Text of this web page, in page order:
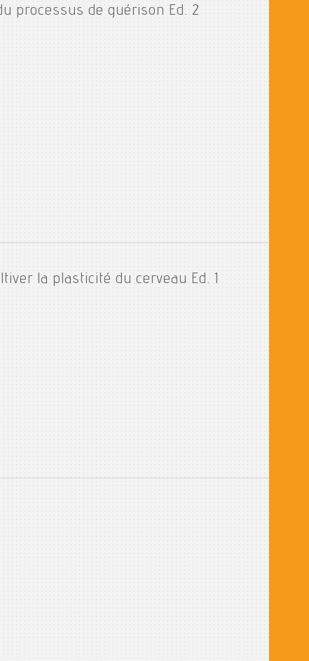
processus de guérison Ed. 2
la plasticité du cerveau Ed. 1